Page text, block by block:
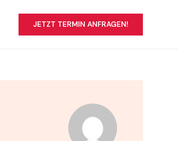
JETZT TERMIN ANFRAGEN!